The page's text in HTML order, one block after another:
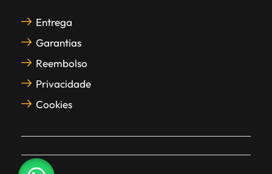
Entrega
Garantias
Reembolso
Privacidade
Cookies